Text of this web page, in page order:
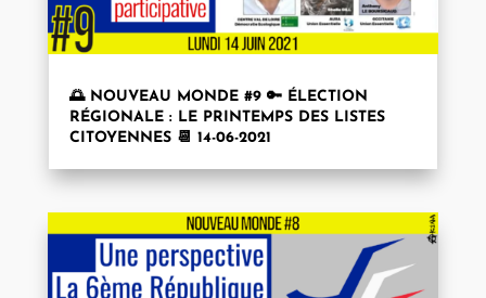
🌅 NOUVEAU MONDE #9 🔑 ÉLECTION
RÉGIONALE : LE PRINTEMPS DES LISTES
CITOYENNES 📆 14-06-2021